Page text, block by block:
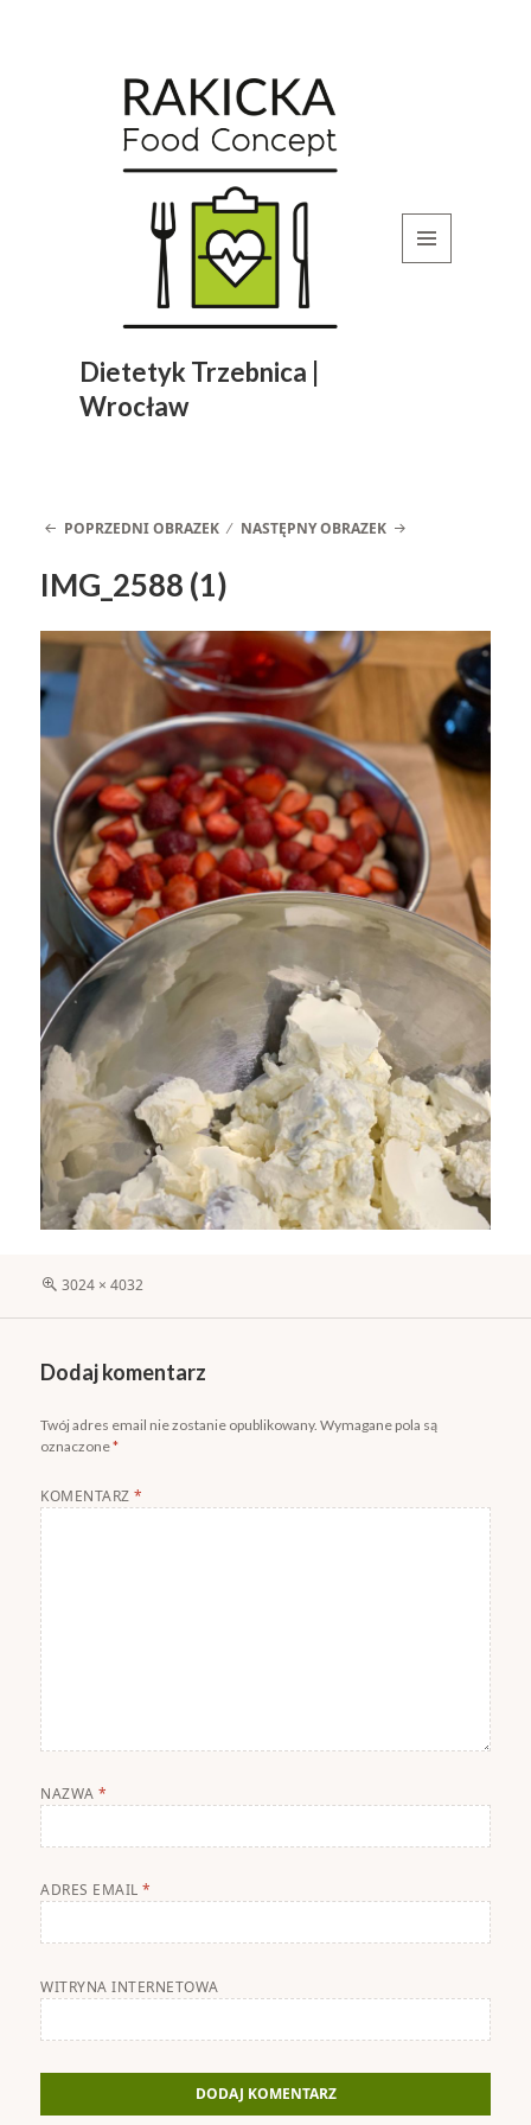
Dietetyk Trzebnica |
Wrocław
POPRZEDNI OBRAZEK NASTĘPNY OBRAZEK
IMG_2588 (1)
Pełny
3024 × 4032
Dodaj komentarz
Twój adres email nie zostanie opublikowany. Wymagane pola są
oznaczone*
KOMENTARZ*
NAZWA*
ADRES EMAIL*
WITRYNA INTERNETOWA